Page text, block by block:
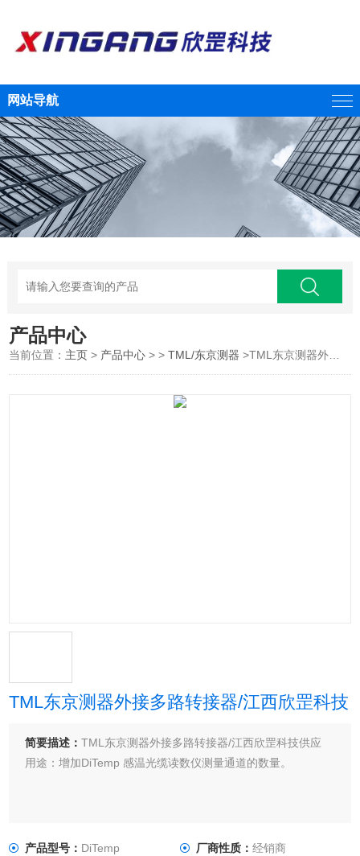
网站导航
产品中心
当前位置： 主页 > 产品中心 > >TML/东京测器 >TML东京测器外接多路转接器/江西欣罡科技
TML东京测器外接多路转接器/江西欣罡科技
简要描述：TML东京测器外接多路转接器/江西欣罡科技供应
用途：增加DiTemp 感温光缆读数仪测量通道的数量。
产品型号： DiTemp 厂商性质： 经销商